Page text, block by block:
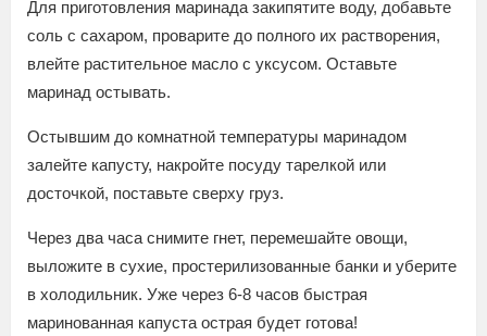
Для приготовления маринада закипятите воду, добавьте
соль с сахаром, проварите до полного их растворения,
влейте растительное масло с уксусом. Оставьте
маринад остывать.
Остывшим до комнатной температуры маринадом
залейте капусту, накройте посуду тарелкой или
досточкой, поставьте сверху груз.
Через два часа снимите гнет, перемешайте овощи,
выложите в сухие, простерилизованные банки и уберите
в холодильник. Уже через 6-8 часов быстрая
маринованная капуста острая будет готова!